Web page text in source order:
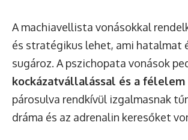
A machiavellista vonásokkal
és stratégikus lehet, ami hatalmat
sugároz. A pszichopata vonások
kockázatvállalással és a félelem
párosulva rendkívül izgalmasnak
dráma és az adrenalin keresőket